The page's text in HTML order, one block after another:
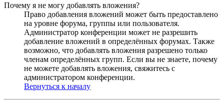
Почему я не могу добавлять вложения?
Право добавления вложений может быть предоставлено
на уровне форума, группы или пользователя.
Администратор конференции может не разрешить
добавление вложений в определённых форумах. Также
возможно, что добавлять вложения разрешено только
членам определённых групп. Если вы не знаете, почему
не можете добавлять вложения, свяжитесь с
администратором конференции.
Вернуться к началу